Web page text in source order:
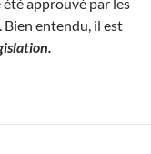
Bien entendu, il est